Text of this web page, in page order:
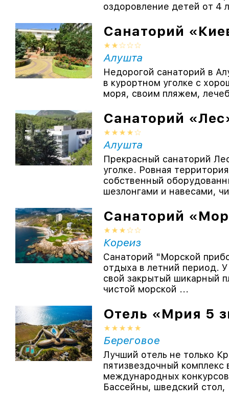
оздоровление детей от 4
Санаторий
Алушта
Недорогой санаторий в
в курортном уголке с
моря, своим пляжем,
Санаторий
Алушта
Прекрасный санаторий
уголке. Ровная
собственный
шезлонгами и навесами,
Санаторий
Кореиз
Санаторий "Морской
отдыха в летний период.
свой закрытый шикарный
чистой морской ...
Отель «Мрия 5
Береговое
Лучший отель не только
пятизвездочный
международных
Бассейны, шведский стол,